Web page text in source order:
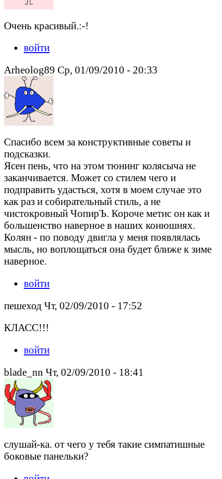
Очень красивый.:-!
войти
Arheolog89 Ср, 01/09/2010 - 20:33
Спасибо всем за конструктивные советы и
подсказки.
Ясен пень, что на этом тюнинг колясыча не
заканчивается. Может со стилем чего и
подправить удасться, хотя в моем случае это
как раз и собирательный стиль, а не
чистокровный ЧопирЪ. Короче метис он как и
большенство наверное в наших конюшнях.
Колян - по поводу двигла у меня появлялась
мысль, но воплощаться она будет ближе к зиме
наверное.
войти
пешеход Чт, 02/09/2010 - 17:52
КЛАСС!!!
войти
blade_nn Чт, 02/09/2010 - 18:41
слушай-ка. от чего у тебя такие симпатишные
боковые панельки?